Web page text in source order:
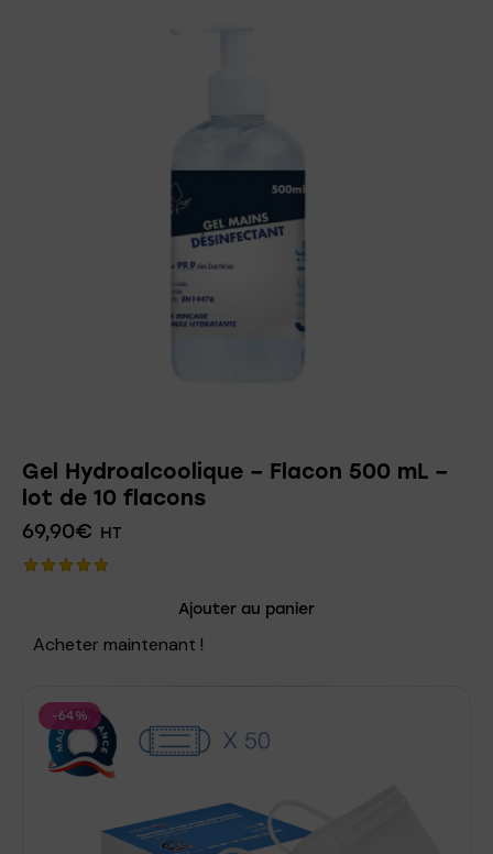
Gel Hydroalcoolique – Flacon 500 mL –
lot de 10 flacons
69,90€ HT
Ajouter au panier
Acheter maintenant !
-64%